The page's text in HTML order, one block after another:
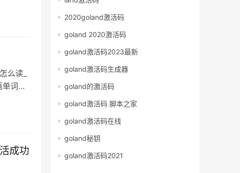
么读_
词
成功
2020goland激活码
goland 2020激活码
goland激活码2023最新
goland激活码生成器
goland的激活码
goland激活码 脚本之家
goland激活码在线
goland秘钥
goland激活码2021